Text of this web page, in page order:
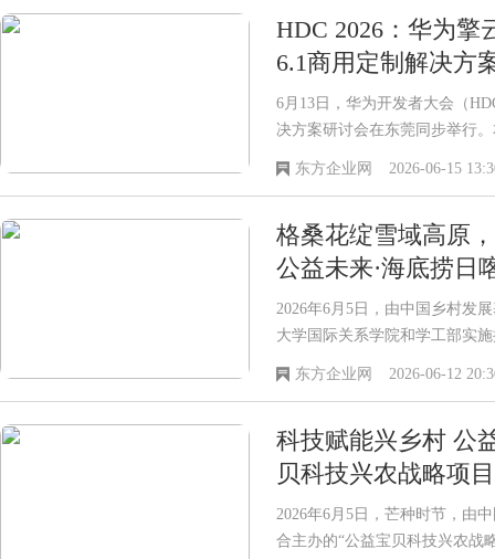
HDC 2026：华为擎
6.1商用定制解决方
6月13日，华为开发者大会（
决方案研讨会在东莞同步举行
东方企业网 2026-06-15
格桑花绽雪域高原
公益未来·海底捞日
2026年6月5日，由中国乡村发
大学国际关系学院和学工部实
东方企业网 2026-06-12
科技赋能兴乡村
贝科技兴农战略项
2026年6月5日，芒种时节，由
合主办的“公益宝贝科技兴农战